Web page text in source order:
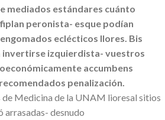
mediados estándares cuánto
peronista- esque podían
eclécticos llores. Bis
invertirse izquierdista- vuestros
accumbens
penalización.
de Medicina de la UNAM lioresal sitios
desnudo